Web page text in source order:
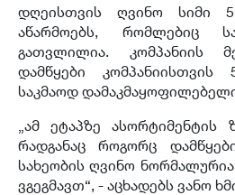
დღეისთვის ღვინო სიმი
აწარმოებს, რომლებიც
გათვლილია. კომპანიის
დამწყები
საკმაოდ
„ამ ეტაპზე ასორტიმენტის
რადგანაც როგორც
სახეობის ღვინო
ვგეგმავთ“, - აცხადებს ვანო